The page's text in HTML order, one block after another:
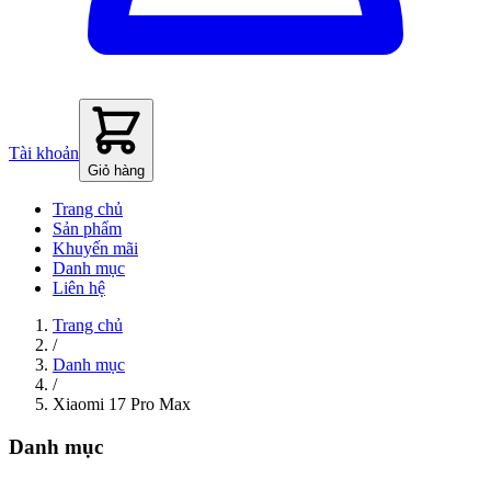
Tài khoản
Giỏ hàng
Trang chủ
Sản phẩm
Khuyến mãi
Danh mục
Liên hệ
Trang chủ
/
Danh mục
/
Xiaomi 17 Pro Max
Danh mục